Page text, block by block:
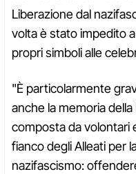
Liberazione dal
volta è stato impedito
propri simboli alle
"È particolarmente
anche la memoria
composta da volontari
fianco degli Alleati per
nazifascismo: